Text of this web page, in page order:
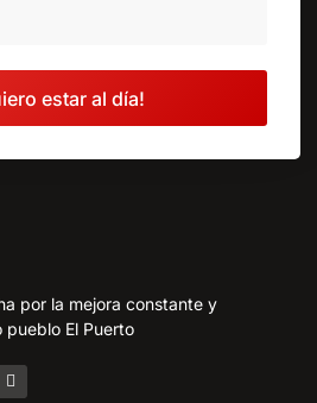
estar al día!
por la mejora constante y
El Puerto